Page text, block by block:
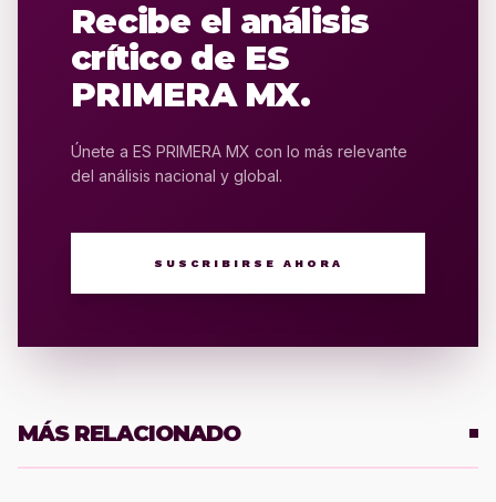
Recibe el análisis
crítico de ES
PRIMERA MX.
Únete a ES PRIMERA MX con lo más relevante
del análisis nacional y global.
SUSCRIBIRSE AHORA
MÁS RELACIONADO